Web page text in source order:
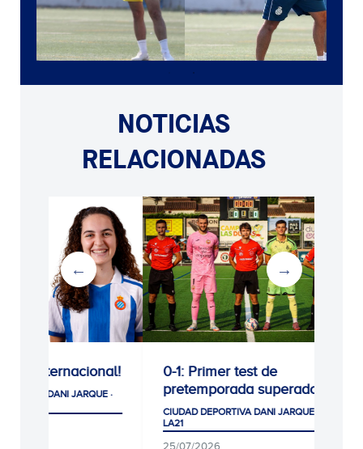
NOTICIAS
RELACIONADAS
0-1: Primer test de
pretemporada superado
CIUDAD DEPORTIVA DANI JARQUE ·
0-1: Victoria para
cogiendo
CIUDAD DEPORTIVA DANI